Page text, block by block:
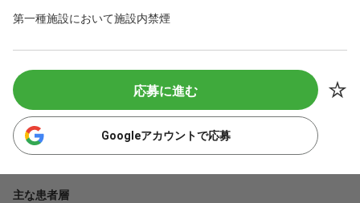
第一種施設において施設内禁煙
応募に進む
Googleアカウントで応募
主な患者層